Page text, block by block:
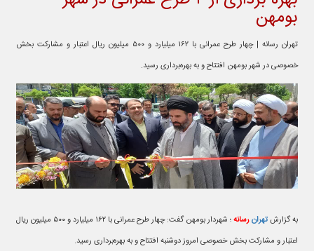
بومهن
تهران رسانه | چهار طرح عمرانی با ۱۶۲ میلیارد و ۵۰۰ میلیون ریال اعتبار و مشارکت بخش
خصوصی در شهر بومهن افتتاح و به بهره‌برداری رسید.
به گزارشتهرانرسانه
؛ شهردار بومهن گفت: چهار طرح عمرانی با ۱۶۲ میلیارد و ۵۰۰ میلیون ریال
اعتبار و مشارکت بخش خصوصی امروز دوشنبه افتتاح و به بهره‌برداری رسید.